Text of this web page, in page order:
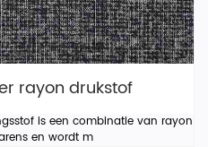
rayon drukstof
is een combinatie van rayon
en wordt m